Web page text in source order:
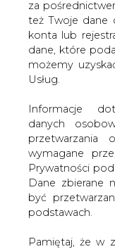
za
też Twoje dane
konta lub
dane, które
możemy
Usług.
Informacje
danych
przetwarzania
wymagane
Prywatności
Dane zbierane
być
podstawach.
Pamiętaj, że w
Strona główna
Konkurs o OZE
2006-10-31 00:00
Konkurs o